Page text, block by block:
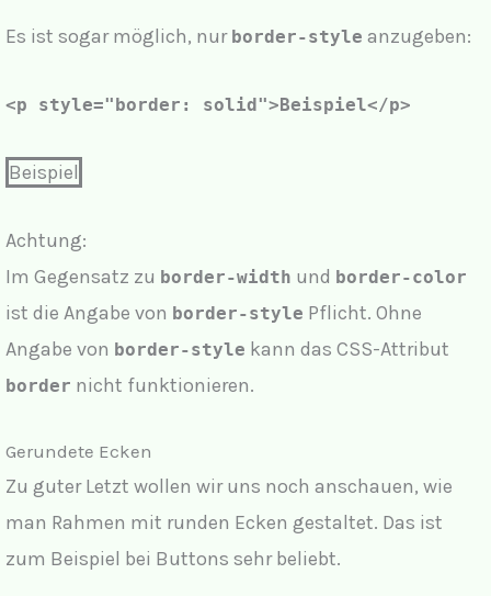
Es ist sogar möglich, nur border-style anzugeben:
<p style="border: solid">Beispiel</p>
Beispiel
Achtung:
Im Gegensatz zu border-width und border-color
ist die Angabe von border-style Pflicht. Ohne
Angabe von border-style kann das CSS-Attribut
border nicht funktionieren.
Gerundete Ecken
Zu guter Letzt wollen wir uns noch anschauen, wie
man Rahmen mit runden Ecken gestaltet. Das ist
zum Beispiel bei Buttons sehr beliebt.